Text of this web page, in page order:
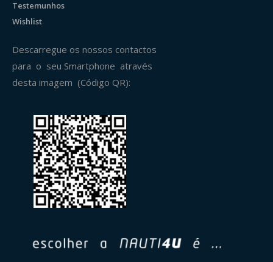
Testemunhos
Wishlist
Descarregue os nossos contactos
para o seu Smartphone através
desta imagem (Código QR):